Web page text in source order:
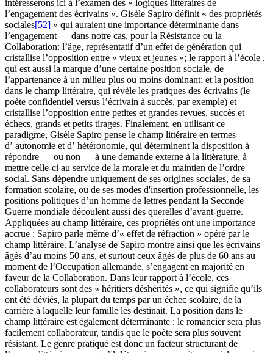
intéresserons ici à l’examen des « logiques littéraires de
l’engagement des écrivains ». Gisèle Sapiro définit « des propriétés
sociales[52] » qui auraient une importance déterminante dans
l’engagement — dans notre cas, pour la Résistance ou la
Collaboration: l’âge, représentatif d’un effet de génération qui
cristallise l’opposition entre « vieux et jeunes »; le rapport à l’école ,
qui est aussi la marque d’une certaine position sociale, de
l’appartenance à un milieu plus ou moins dominant; et la position
dans le champ littéraire, qui révèle les pratiques des écrivains (le
poète confidentiel versus l’écrivain à succès, par exemple) et
cristallise l’opposition entre petites et grandes revues, succès et
échecs, grands et petits tirages. Finalement, en utilisant ce
paradigme, Gisèle Sapiro pense le champ littéraire en termes
d’ autonomie et d’ hétéronomie, qui déterminent la disposition à
répondre — ou non — à une demande externe à la littérature, à
mettre celle-ci au service de la morale et du maintien de l’ordre
social. Sans dépendre uniquement de ses origines sociales, de sa
formation scolaire, ou de ses modes d'insertion professionnelle, les
positions politiques d’un homme de lettres pendant la Seconde
Guerre mondiale découlent aussi des querelles d’avant-guerre.
Appliquées au champ littéraire, ces propriétés ont une importance
accrue : Sapiro parle même d’« effet de réfraction » opéré par le
champ littéraire. L’analyse de Sapiro montre ainsi que les écrivains
âgés d’au moins 50 ans, et surtout ceux âgés de plus de 60 ans au
moment de l’Occupation allemande, s’engagent en majorité en
faveur de la Collaboration. Dans leur rapport à l’école, ces
collaborateurs sont des « héritiers déshérités », ce qui signifie qu’ils
ont été déviés, la plupart du temps par un échec scolaire, de la
carrière à laquelle leur famille les destinait. La position dans le
champ littéraire est également déterminante : le romancier sera plus
facilement collaborateur, tandis que le poète sera plus souvent
résistant. Le genre pratiqué est donc un facteur structurant de